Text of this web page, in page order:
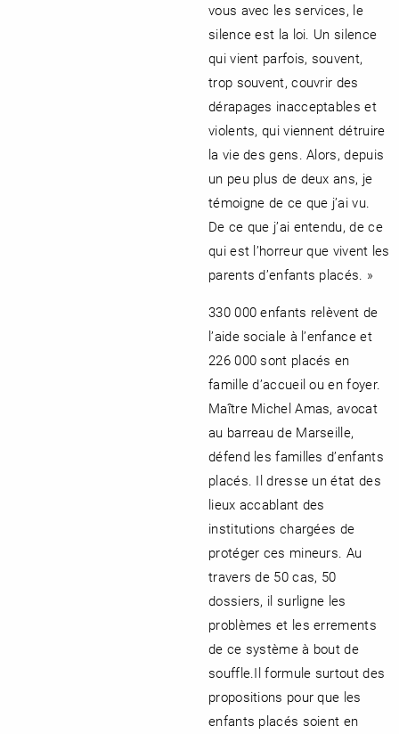
vous avec les services, le
silence est la loi. Un silence
qui vient parfois, souvent,
trop souvent, couvrir des
dérapages inacceptables et
violents, qui viennent détruire
la vie des gens. Alors, depuis
un peu plus de deux ans, je
témoigne de ce que j’ai vu.
De ce que j’ai entendu, de ce
qui est l’horreur que vivent les
parents d’enfants placés. »
330 000 enfants relèvent de
l’aide sociale à l’enfance et
226 000 sont placés en
famille d’accueil ou en foyer.
Maître Michel Amas, avocat
au barreau de Marseille,
défend les familles d’enfants
placés. Il dresse un état des
lieux accablant des
institutions chargées de
protéger ces mineurs. Au
travers de 50 cas, 50
dossiers, il surligne les
problèmes et les errements
de ce système à bout de
souffle.Il formule surtout des
propositions pour que les
enfants placés soient en